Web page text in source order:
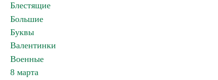
Блестящие
Большие
Буквы
Валентинки
Военные
8 марта